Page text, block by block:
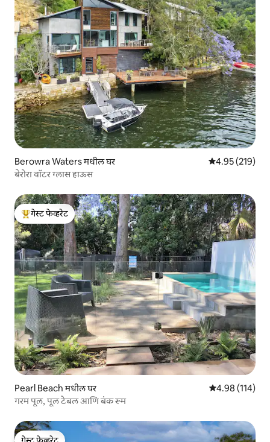
Berowra Waters मधील घर 5 पैकी 4.95
4.95 (219)
बेरोरा वॉटर ग्लास हाऊस
टॉप गेस्ट फेव्हरेट
गेस्ट फेव्हरेट
Pearl Beach मधील घर 5 पैकी 4.98
4.98 (114)
गरम पूल, पूल टेबल आणि बंक रूम